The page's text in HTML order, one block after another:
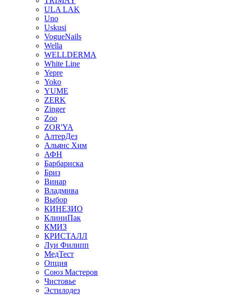
ULA LAK
Uno
Uskusi
VogueNails
Wella
WELLDERMA
White Line
Yepre
Yoko
YUME
ZERK
Zinger
Zoo
ZOR'YA
АлтерДез
Альянс Хим
АФН
Барбариска
Бриз
Винар
Владмива
Выбор
КИНЕЗИО
КлиниПак
КМИЗ
КРИСТАЛЛ
Луи Филипп
МедТест
Опция
Союз Мастеров
Чистовье
Эстилодез